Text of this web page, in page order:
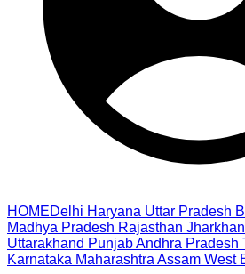
HOMEDelhi Haryana Uttar Pradesh
Madhya Pradesh Rajasthan
Uttarakhand PunjabAndhra Pradesh
Karnataka Maharashtra Assam West